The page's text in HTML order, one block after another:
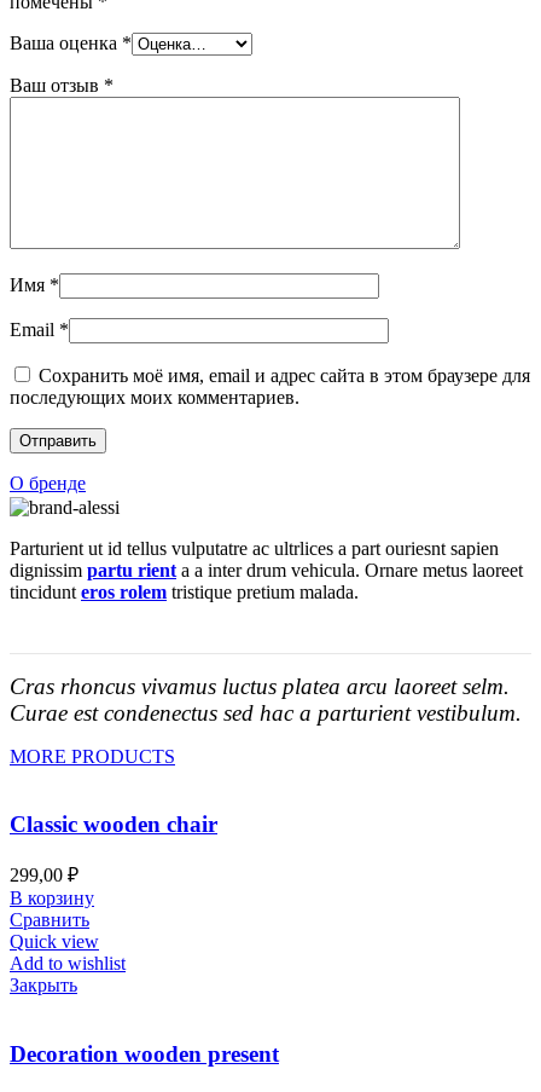
Ваша оценка *
Ваш отзыв *
Имя *
Email *
Сохранить моё имя, email и адрес сайта в этом браузере для
последующих моих комментариев.
О бренде
Parturient ut id tellus vulputatre ac ultrlices a part ouriesnt sapien
dignissim partu rient a a inter drum vehicula. Ornare metus laoreet
tincidunt eros rolem tristique pretium malada.
Cras rhoncus vivamus luctus platea arcu laoreet selm.
Curae est condenectus sed hac a parturient vestibulum.
MORE PRODUCTS
Classic wooden chair
299,00 ₽
В корзину
Сравнить
Quick view
Add to wishlist
Закрыть
Decoration wooden present